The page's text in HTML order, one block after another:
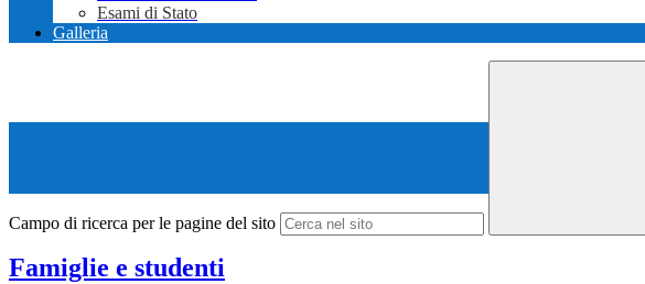
Esami di Stato
Galleria
Campo di ricerca per le pagine del sito
Famiglie e studenti